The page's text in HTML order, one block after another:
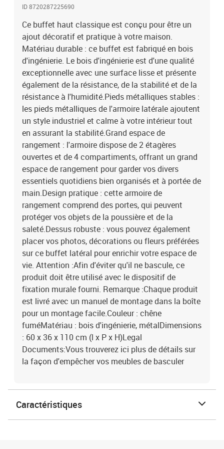
ID 8720287225690
Ce buffet haut classique est conçu pour être un
ajout décoratif et pratique à votre maison.
Matériau durable : ce buffet est fabriqué en bois
d'ingénierie. Le bois d'ingénierie est d'une qualité
exceptionnelle avec une surface lisse et présente
également de la résistance, de la stabilité et de la
résistance à l'humidité.Pieds métalliques stables :
les pieds métalliques de l'armoire latérale ajoutent
un style industriel et calme à votre intérieur tout
en assurant la stabilité.Grand espace de
rangement : l'armoire dispose de 2 étagères
ouvertes et de 4 compartiments, offrant un grand
espace de rangement pour garder vos divers
essentiels quotidiens bien organisés et à portée de
main.Design pratique : cette armoire de
rangement comprend des portes, qui peuvent
protéger vos objets de la poussière et de la
saleté.Dessus robuste : vous pouvez également
placer vos photos, décorations ou fleurs préférées
sur ce buffet latéral pour enrichir votre espace de
vie. Attention :Afin d'éviter qu'il ne bascule, ce
produit doit être utilisé avec le dispositif de
fixation murale fourni. Remarque :Chaque produit
est livré avec un manuel de montage dans la boîte
pour un montage facile.Couleur : chêne
fuméMatériau : bois d'ingénierie, métalDimensions
: 60 x 36 x 110 cm (l x P x H)Legal
Documents:Vous trouverez ici plus de détails sur
la façon d'empêcher vos meubles de basculer
Caractéristiques